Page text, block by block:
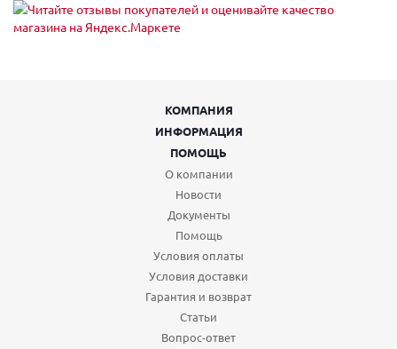
КОМПАНИЯ
ИНФОРМАЦИЯ
ПОМОЩЬ
О компании
Новости
Документы
Помощь
Условия оплаты
Условия доставки
Гарантия и возврат
Статьи
Вопрос-ответ